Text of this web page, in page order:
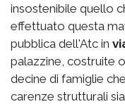
insostenibile quello
effettuato questa
pubblica dell'Atc in
palazzine, costruite
decine di famiglie
carenze strutturali